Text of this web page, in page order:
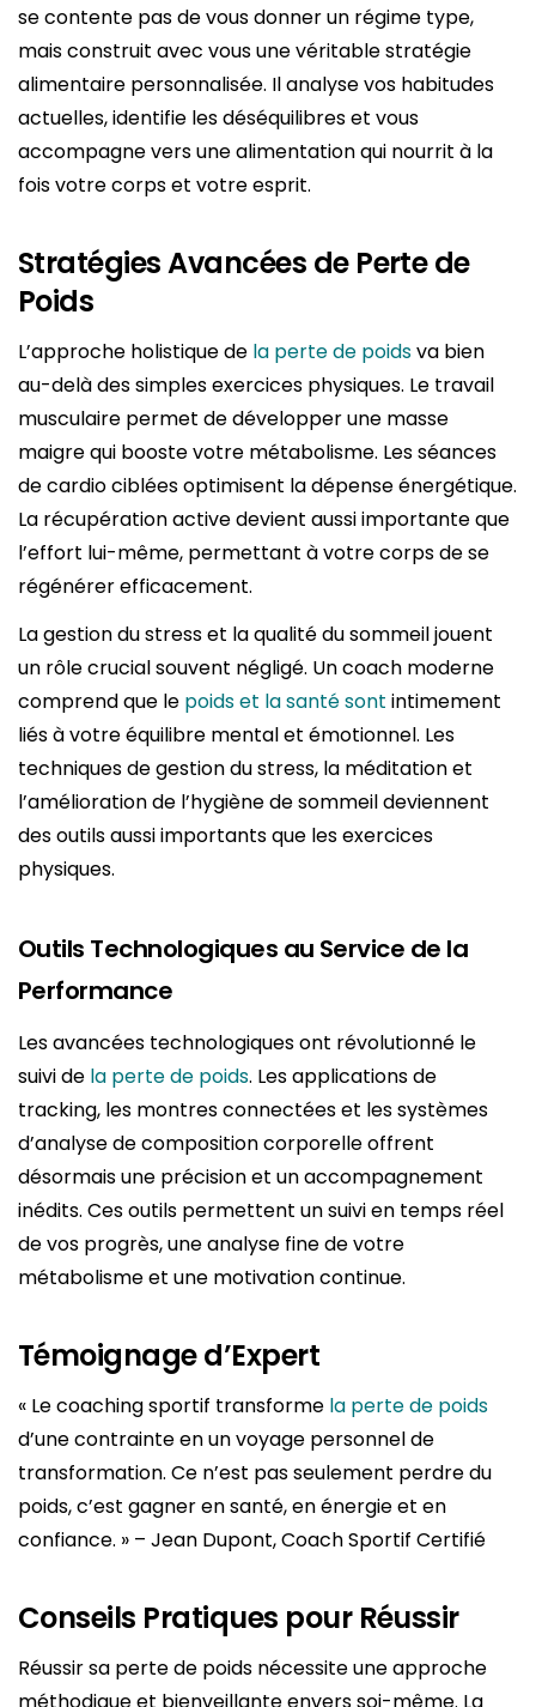
se contente pas de vous donner un régime type,
mais construit avec vous une véritable stratégie
alimentaire personnalisée. Il analyse vos habitudes
actuelles, identifie les déséquilibres et vous
accompagne vers une alimentation qui nourrit à la
fois votre corps et votre esprit.
Stratégies Avancées de Perte de
Poids
L’approche holistique de la perte de poidsva bien
au-delà des simples exercices physiques. Le travail
musculaire permet de développer une masse
maigre qui booste votre métabolisme. Les séances
de cardio ciblées optimisent la dépense énergétique.
La récupération active devient aussi importante que
l’effort lui-même, permettant à votre corps de se
régénérer efficacement.
La gestion du stress et la qualité du sommeil jouent
un rôle crucial souvent négligé. Un coach moderne
comprend que le poids et la santé sont intimement
liés à votre équilibre mental et émotionnel. Les
techniques de gestion du stress, la méditation et
l’amélioration de l’hygiène de sommeil deviennent
des outils aussi importants que les exercices
physiques.
Outils Technologiques au Service de la
Performance
Les avancées technologiques ont révolutionné le
suivi de la perte de poids. Les applications de
tracking, les montres connectées et les systèmes
d’analyse de composition corporelle offrent
désormais une précision et un accompagnement
inédits. Ces outils permettent un suivi en temps réel
de vos progrès, une analyse fine de votre
métabolisme et une motivation continue.
Témoignage d’Expert
« Le coaching sportif transforme la perte de poids
d’une contrainte en un voyage personnel de
transformation. Ce n’est pas seulement perdre du
poids, c’est gagner en santé, en énergie et en
confiance. » – Jean Dupont, Coach Sportif Certifié
Conseils Pratiques pour Réussir
Réussir sa perte de poids nécessite une approche